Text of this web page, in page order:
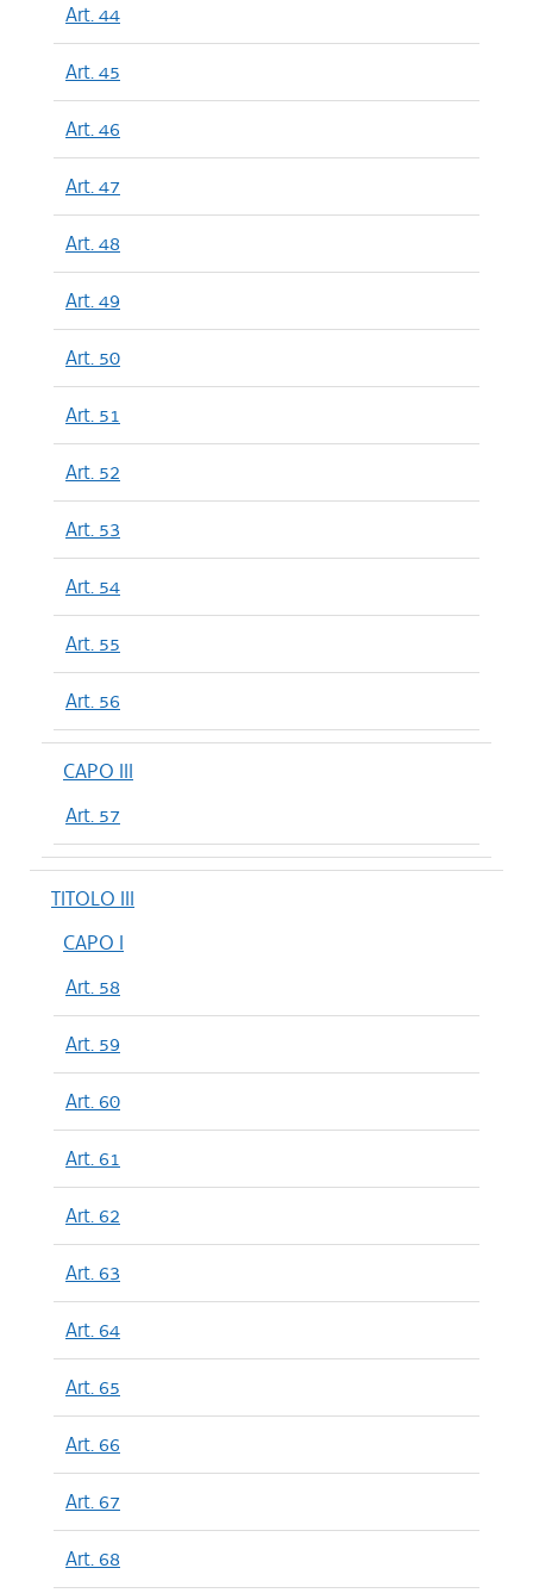
Art. 44
Art. 45
Art. 46
Art. 47
Art. 48
Art. 49
Art. 50
Art. 51
Art. 52
Art. 53
Art. 54
Art. 55
Art. 56
CAPO III
Art. 57
TITOLO III
CAPO I
Art. 58
Art. 59
Art. 60
Art. 61
Art. 62
Art. 63
Art. 64
Art. 65
Art. 66
Art. 67
Art. 68